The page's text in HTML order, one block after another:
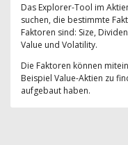
Das Explorer-Tool im
suchen, die bestimmte
Faktoren sind: Size,
Value und Volatility.
Die Faktoren können
Beispiel Value-Aktien zu
aufgebaut haben.